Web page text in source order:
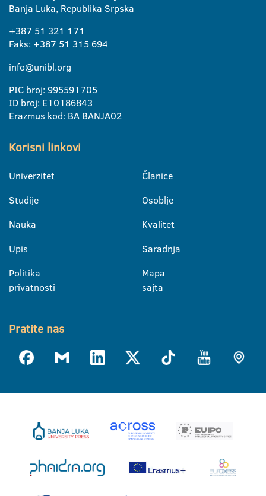
Banja Luka, Republika Srpska
+387 51 321 171
Faks: +387 51 315 694
info@unibl.org
PIC broj: 995591705
ID broj: E10186843
Erazmus kod: BA BANJA02
Korisni linkovi
Univerzitet
Studije
Nauka
Upis
Politika
privatnosti
Članice
Osoblje
Kvalitet
Saradnja
Mapa
sajta
Pratite nas